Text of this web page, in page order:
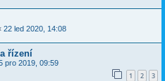
22 led 2020, 14:08
řízení
pro 2019, 09:59
1 2 3